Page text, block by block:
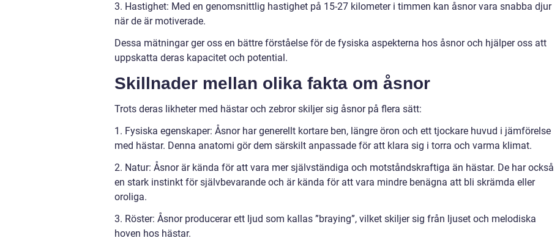
3. Hastighet: Med en genomsnittlig hastighet på 15-27 kilometer i timmen kan åsnor vara snabba djur
när de är motiverade.
Dessa mätningar ger oss en bättre förståelse för de fysiska aspekterna hos åsnor och hjälper oss att
uppskatta deras kapacitet och potential.
Skillnader mellan olika fakta om åsnor
Trots deras likheter med hästar och zebror skiljer sig åsnor på flera sätt:
1. Fysiska egenskaper: Åsnor har generellt kortare ben, längre öron och ett tjockare huvud i jämförelse
med hästar. Denna anatomi gör dem särskilt anpassade för att klara sig i torra och varma klimat.
2. Natur: Åsnor är kända för att vara mer självständiga och motståndskraftiga än hästar. De har också
en stark instinkt för självbevarande och är kända för att vara mindre benägna att bli skrämda eller
oroliga.
3. Röster: Åsnor producerar ett ljud som kallas ”braying”, vilket skiljer sig från ljuset och melodiska
hoven hos hästar.